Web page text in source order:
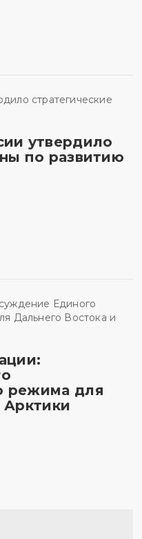
утвердило
по развитию
режима для
Арктики